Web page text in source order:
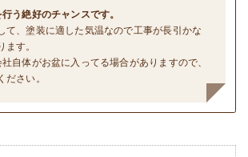
う絶好のチャンスです。
て、塗装に適した気温なので工事が長引かな
ます。
自体がお盆に入ってる場合がありますので、
ださい。